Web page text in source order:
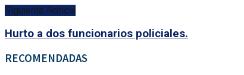
Siguiente Noticia
Hurto a dos funcionarios policiales.
RECOMENDADAS